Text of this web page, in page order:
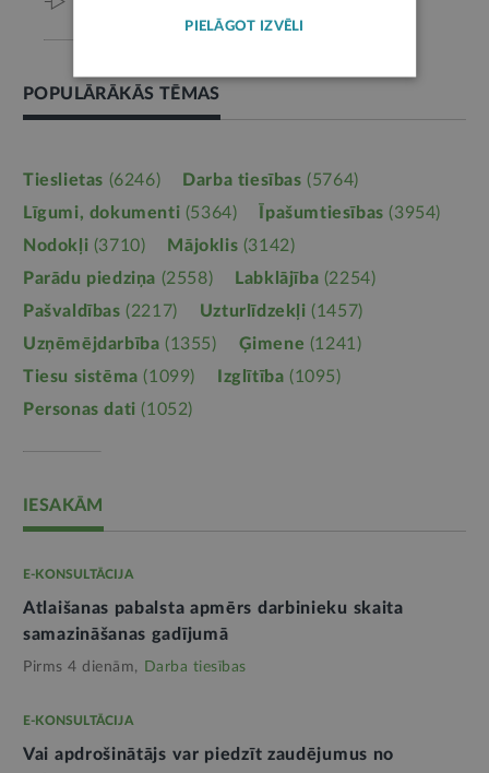
POPULĀRĀKĀS TĒMAS
Tieslietas (6246) Darba tiesības (5764)
Līgumi, dokumenti (5364) Īpašumtiesības (3954)
Nodokļi (3710) Mājoklis (3142)
Parādu piedziņa (2558) Labklājība (2254)
Pašvaldības (2217) Uzturlīdzekļi (1457)
Uzņēmējdarbība (1355) Ģimene (1241)
Tiesu sistēma (1099) Izglītība (1095)
Personas dati (1052)
IESAKĀM
E-KONSULTĀCIJA
Atlaišanas pabalsta apmērs darbinieku skaita
samazināšanas gadījumā
Pirms 4 dienām, Darba tiesības
E-KONSULTĀCIJA
Vai apdrošinātājs var piedzīt zaudējumus no
PIELĀGOT IZVĒLI